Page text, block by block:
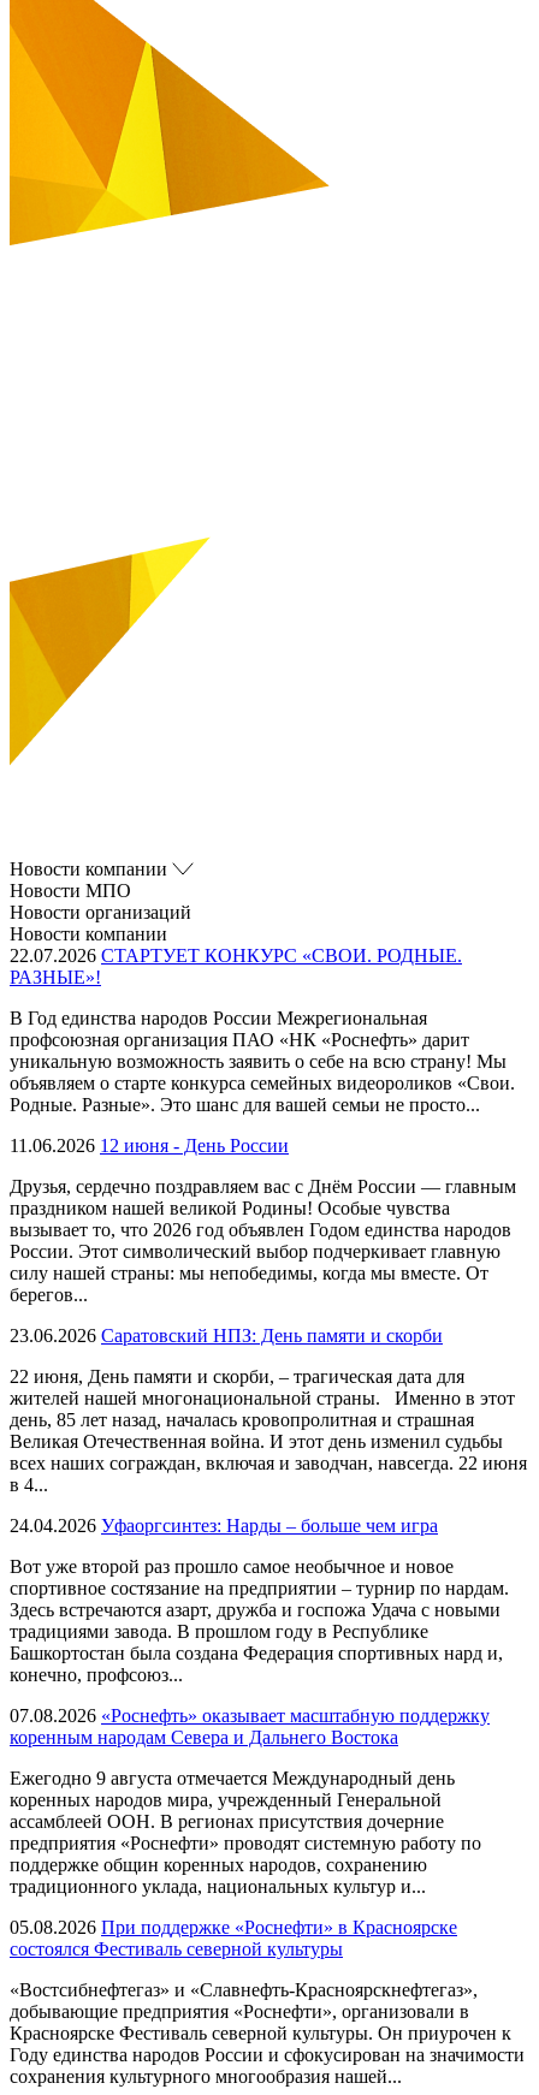
Новости компании
Новости МПО
Новости организаций
Новости компании
22.07.2026 СТАРТУЕТ КОНКУРС «СВОИ. РОДНЫЕ.
РАЗНЫЕ»!
В Год единства народов России Межрегиональная
профсоюзная организация ПАО «НК «Роснефть» дарит
уникальную возможность заявить о себе на всю страну! Мы
объявляем о старте конкурса семейных видеороликов «Свои.
Родные. Разные». Это шанс для вашей семьи не просто...
11.06.2026 12 июня - День России
Друзья, сердечно поздравляем вас с Днём России — главным
праздником нашей великой Родины! Особые чувства
вызывает то, что 2026 год объявлен Годом единства народов
России. Этот символический выбор подчеркивает главную
силу нашей страны: мы непобедимы, когда мы вместе. От
берегов...
23.06.2026 Саратовский НПЗ: День памяти и скорби
22 июня, День памяти и скорби, – трагическая дата для
жителей нашей многонациональной страны. Именно в этот
день, 85 лет назад, началась кровопролитная и страшная
Великая Отечественная война. И этот день изменил судьбы
всех наших сограждан, включая и заводчан, навсегда. 22 июня
в 4...
24.04.2026 Уфаоргсинтез: Нарды – больше чем игра
Вот уже второй раз прошло самое необычное и новое
спортивное состязание на предприятии – турнир по нардам.
Здесь встречаются азарт, дружба и госпожа Удача с новыми
традициями завода. В прошлом году в Республике
Башкортостан была создана Федерация спортивных нард и,
конечно, профсоюз...
07.08.2026 «Роснефть» оказывает масштабную поддержку
коренным народам Севера и Дальнего Востока
Ежегодно 9 августа отмечается Международный день
коренных народов мира, учрежденный Генеральной
ассамблеей ООН. В регионах присутствия дочерние
предприятия «Роснефти» проводят системную работу по
поддержке общин коренных народов, сохранению
традиционного уклада, национальных культур и...
05.08.2026 При поддержке «Роснефти» в Красноярске
состоялся Фестиваль северной культуры
«Востсибнефтегаз» и «Славнефть-Красноярскнефтегаз»,
добывающие предприятия «Роснефти», организовали в
Красноярске Фестиваль северной культуры. Он приурочен к
Году единства народов России и сфокусирован на значимости
сохранения культурного многообразия нашей...